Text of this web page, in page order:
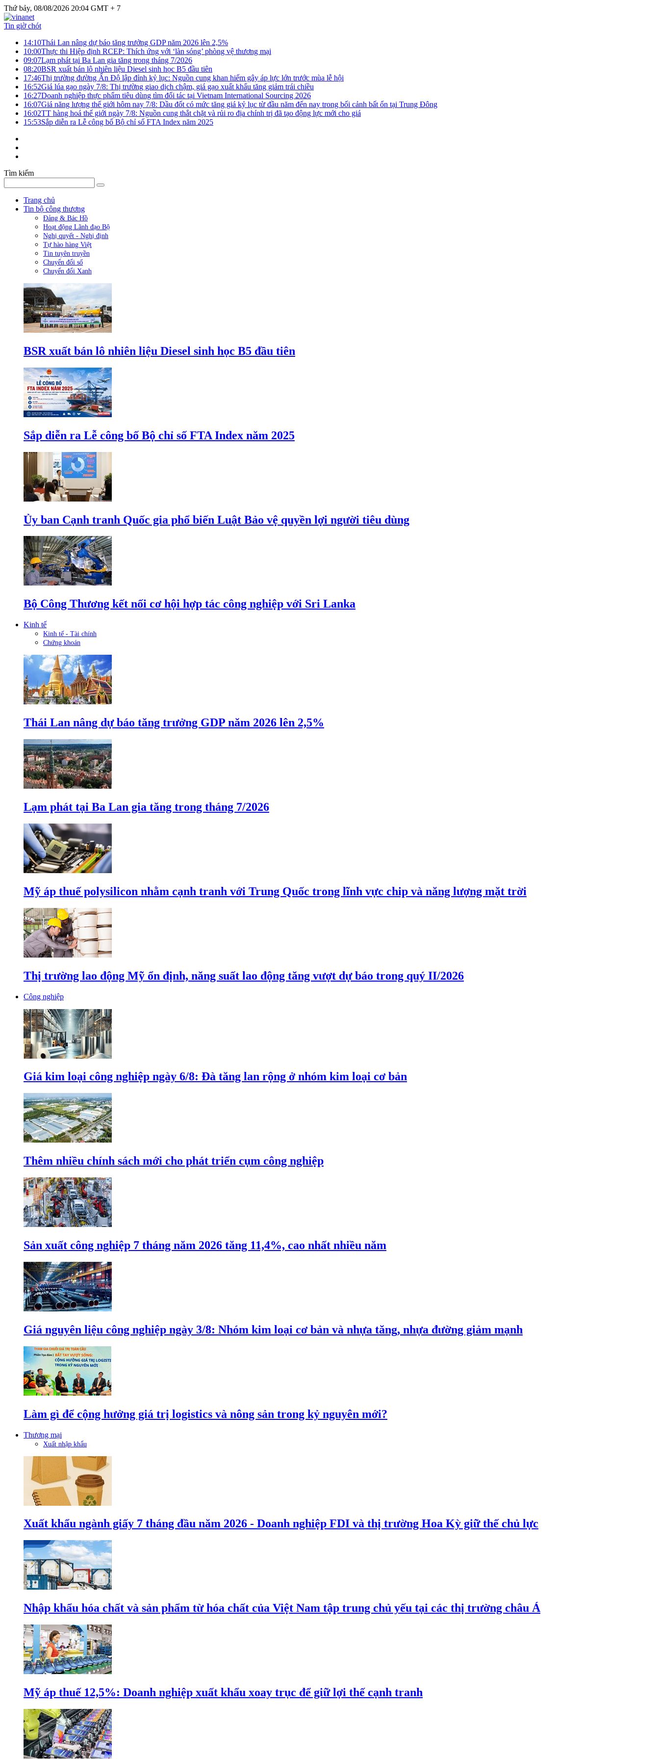
Thứ bảy, 08/08/2026 20:04 GMT + 7
Tin giờ chót
14:10Thái Lan nâng dự báo tăng trưởng GDP năm 2026 lên 2,5%
10:00Thực thi Hiệp định RCEP: Thích ứng với ‘làn sóng’ phòng vệ thương mại
09:07Lạm phát tại Ba Lan gia tăng trong tháng 7/2026
08:20BSR xuất bán lô nhiên liệu Diesel sinh học B5 đầu tiên
17:46Thị trường đường Ấn Độ lập đỉnh kỷ lục: Nguồn cung khan hiếm gây áp lực lớn trước mùa lễ hội
16:52Giá lúa gạo ngày 7/8: Thị trường giao dịch chậm, giá gạo xuất khẩu tăng giảm trái chiều
16:27Doanh nghiệp thực phẩm tiêu dùng tìm đối tác tại Vietnam International Sourcing 2026
16:07Giá năng lượng thế giới hôm nay 7/8: Dầu đốt có mức tăng giá kỷ lục từ đầu năm đến nay trong bối cảnh bất ổn tại Trung Đông
16:02TT hàng hoá thế giới ngày 7/8: Nguồn cung thắt chặt và rủi ro địa chính trị đã tạo động lực mới cho giá
15:53Sắp diễn ra Lễ công bố Bộ chỉ số FTA Index năm 2025
Tìm kiếm
Trang chủ
Tin bộ công thương
Đảng & Bác Hồ
Hoạt động Lãnh đạo Bộ
Nghị quyết - Nghị định
Tự hào hàng Việt
Tin tuyên truyền
Chuyển đổi số
Chuyển đổi Xanh
BSR xuất bán lô nhiên liệu Diesel sinh học B5 đầu tiên
Sắp diễn ra Lễ công bố Bộ chỉ số FTA Index năm 2025
Ủy ban Cạnh tranh Quốc gia phổ biến Luật Bảo vệ quyền lợi người tiêu dùng
Bộ Công Thương kết nối cơ hội hợp tác công nghiệp với Sri Lanka
Kinh tế
Kinh tế - Tài chính
Chứng khoán
Thái Lan nâng dự báo tăng trưởng GDP năm 2026 lên 2,5%
Lạm phát tại Ba Lan gia tăng trong tháng 7/2026
Mỹ áp thuế polysilicon nhằm cạnh tranh với Trung Quốc trong lĩnh vực chip và năng lượng mặt trời
Thị trường lao động Mỹ ổn định, năng suất lao động tăng vượt dự báo trong quý II/2026
Công nghiệp
Giá kim loại công nghiệp ngày 6/8: Đà tăng lan rộng ở nhóm kim loại cơ bản
Thêm nhiều chính sách mới cho phát triển cụm công nghiệp
Sản xuất công nghiệp 7 tháng năm 2026 tăng 11,4%, cao nhất nhiều năm
Giá nguyên liệu công nghiệp ngày 3/8: Nhóm kim loại cơ bản và nhựa tăng, nhựa đường giảm mạnh
Làm gì để cộng hưởng giá trị logistics và nông sản trong kỷ nguyên mới?
Thương mại
Xuất nhập khẩu
Xuất khẩu ngành giấy 7 tháng đầu năm 2026 - Doanh nghiệp FDI và thị trường Hoa Kỳ giữ thế chủ lực
Nhập khẩu hóa chất và sản phẩm từ hóa chất của Việt Nam tập trung chủ yếu tại các thị trường châu Á
Mỹ áp thuế 12,5%: Doanh nghiệp xuất khẩu xoay trục để giữ lợi thế cạnh tranh